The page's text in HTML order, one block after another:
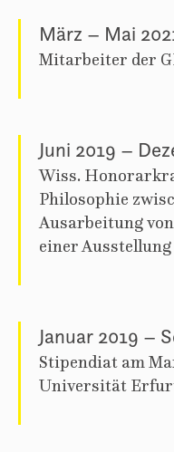
März – Mai
Mitarbeiter der
Juni 2019 –
Wiss.
Philosophie
Ausarbeitung
einer Ausstellung
Januar 2019 –
Stipendiat am
Universität